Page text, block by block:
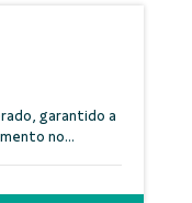
garantido a
no...